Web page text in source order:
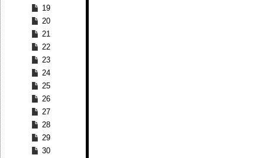
19
20
21
22
23
24
25
26
27
28
29
30